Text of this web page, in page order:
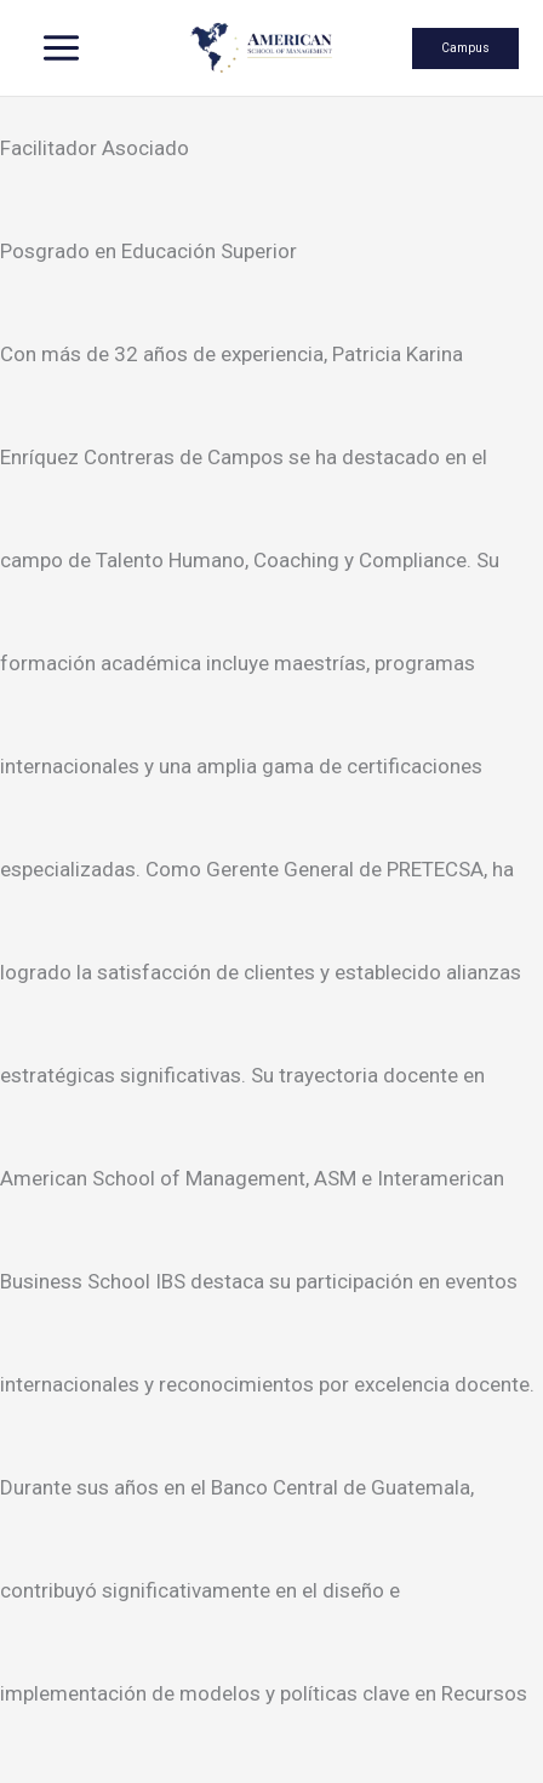
to
content
Campus
Facilitador Asociado
Posgrado en Educación Superior
Con más de 32 años de experiencia, Patricia Karina
Enríquez Contreras de Campos se ha destacado en el
campo de Talento Humano, Coaching y Compliance. Su
formación académica incluye maestrías, programas
internacionales y una amplia gama de certificaciones
especializadas. Como Gerente General de PRETECSA, ha
logrado la satisfacción de clientes y establecido alianzas
estratégicas significativas. Su trayectoria docente en
American School of Management, ASM e Interamerican
Business School IBS destaca su participación en eventos
internacionales y reconocimientos por excelencia docente.
Durante sus años en el Banco Central de Guatemala,
contribuyó significativamente en el diseño e
implementación de modelos y políticas clave en Recursos